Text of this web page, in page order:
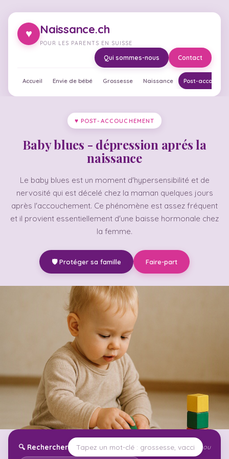
♥ Naissance.ch
POUR LES PARENTS EN SUISSE
Accueil Envie de bébé Grossesse Naissance Post-
Qui sommes-nous Contact
♥ POST-ACCOUCHEMENT
Baby blues - dépression aprés la
naissance
Le baby blues est un moment d'hypersensibilité et de
nervosité qui est décelé chez la maman quelques jours
après l'accouchement. Ce phénomène est assez fréquent
et il provient essentiellement d'une baisse hormonale chez
la femme.
🛡️ Protéger sa famille Faire-part
🔍 Rechercher ou